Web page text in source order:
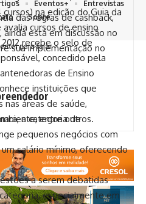
na edição do Guia da
cursos de ensino
recebe o selo de
concedido pela
de Ensino
instituições que
áreas de saúde,
entre outros.
das regras de cashback,
ainda está em discussão no
sua implementação no
a categoria de
pequenos negócios com
salário mínimo, oferecendo
a serem debatidas
especialmente em
Eventos+
Entrevistas
Sobre
para falar